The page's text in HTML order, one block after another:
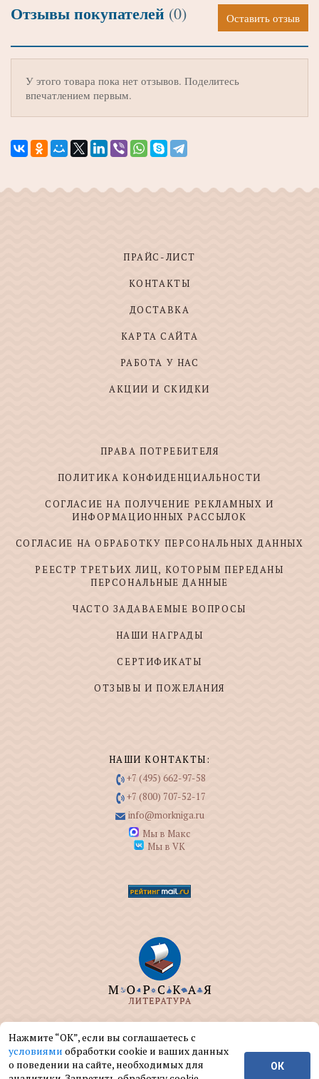
Отзывы покупателей (0) Оставить отзыв
У этого товара пока нет отзывов. Поделитесь
впечатлением первым.
ПРАЙС-ЛИСТ
КОНТАКТЫ
ДОСТАВКА
КАРТА САЙТА
РАБОТА У НАС
АКЦИИ И СКИДКИ
ПРАВА ПОТРЕБИТЕЛЯ
ПОЛИТИКА КОНФИДЕНЦИАЛЬНОСТИ
СОГЛАСИЕ НА ПОЛУЧЕНИЕ РЕКЛАМНЫХ И
ИНФОРМАЦИОННЫХ РАССЫЛОК
СОГЛАСИЕ НА ОБРАБОТКУ ПЕРСОНАЛЬНЫХ ДАННЫХ
РЕЕСТР ТРЕТЬИХ ЛИЦ, КОТОРЫМ ПЕРЕДАНЫ
ПЕРСОНАЛЬНЫЕ ДАННЫЕ
ЧАСТО ЗАДАВАЕМЫЕ ВОПРОСЫ
НАШИ НАГРАДЫ
СЕРТИФИКАТЫ
ОТЗЫВЫ И ПОЖЕЛАНИЯ
НАШИ КОНТАКТЫ:
+7 (495) 662-97-58
+7 (800) 707-52-17
info@morkniga.ru
Мы в Макс
Мы в VK
ООО "МОРКНИГА" занимается изданием и
реализацией книг на морскую тематику.
© ООО "МОРКНИГА", 2004 — 2026 г.
Нажмите “ОК”, если вы соглашаетесь с
условиями обработки cookie и ваших данных
о поведении на сайте, необходимых для
ОК